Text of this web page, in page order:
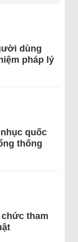
dùng
pháp lý
quốc
thống
tham